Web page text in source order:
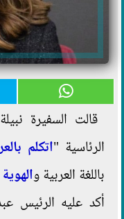
قالت السفيرة
الرئاسية "اتكلم
باللغة العربية و
أكد عليه الرئيس